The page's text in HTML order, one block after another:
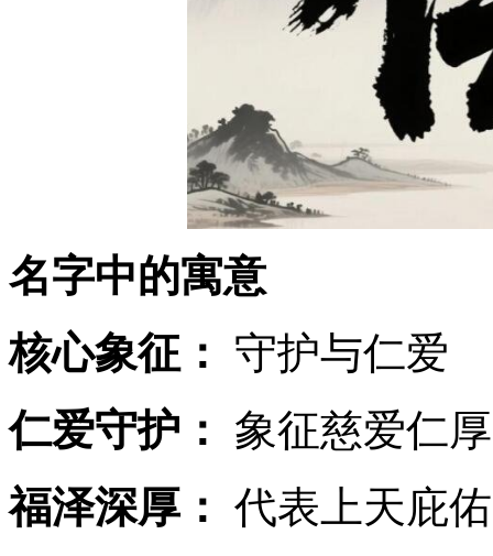
名字中的寓意
核心象征：
守护与仁爱
仁爱守护：
象征慈爱仁
福泽深厚： 代表上天庇